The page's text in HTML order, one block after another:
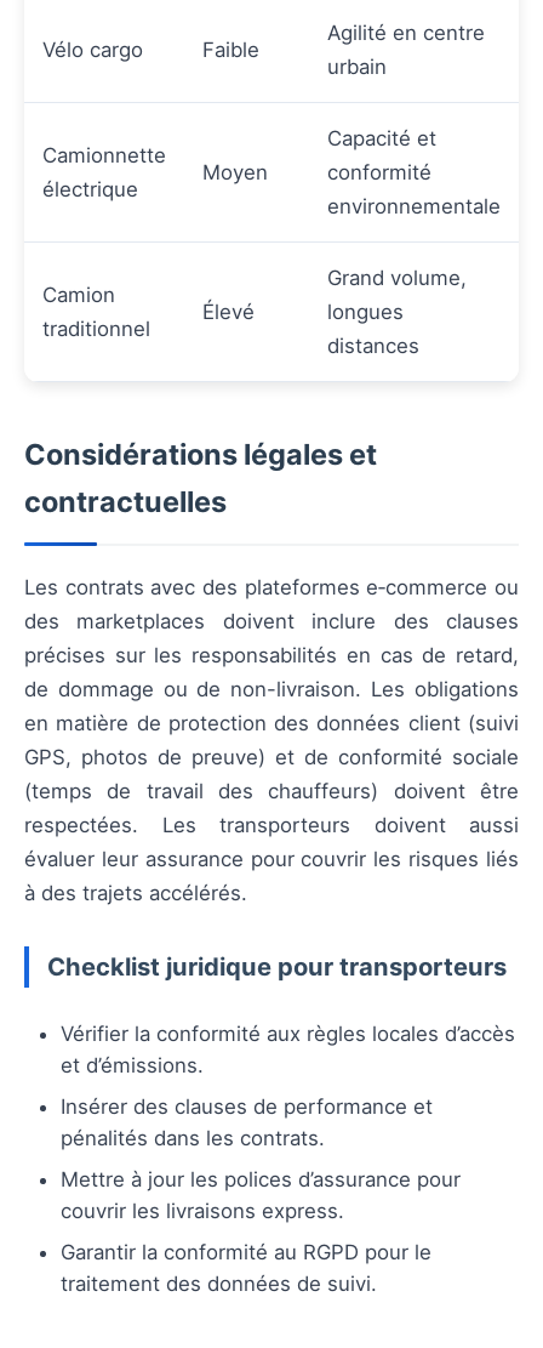
Vélo cargo Faible
Agilité en centre
urbain
Camionnette
électrique
Moyen
Capacité et
conformité
environnementale
Camion
traditionnel
Élevé
Grand volume,
longues
distances
Considérations légales et
contractuelles
Les contrats avec des plateformes e‑commerce ou
des marketplaces doivent inclure des clauses
précises sur les responsabilités en cas de retard,
de dommage ou de non-livraison. Les obligations
en matière de protection des données client (suivi
GPS, photos de preuve) et de conformité sociale
(temps de travail des chauffeurs) doivent être
respectées. Les transporteurs doivent aussi
évaluer leur assurance pour couvrir les risques liés
à des trajets accélérés.
Checklist juridique pour transporteurs
Vérifier la conformité aux règles locales d’accès
et d’émissions.
Insérer des clauses de performance et
pénalités dans les contrats.
Mettre à jour les polices d’assurance pour
couvrir les livraisons express.
Garantir la conformité au RGPD pour le
traitement des données de suivi.